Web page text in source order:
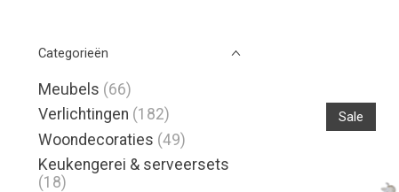
Categorieën
Meubels (66)
Verlichtingen (182)
Woondecoraties (49)
Keukengerei & serveersets
(18)
Sale